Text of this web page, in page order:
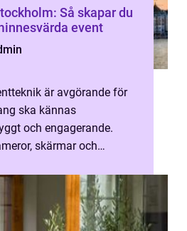
Så skapar du
event
är avgörande för
ska kännas
och engagerande.
skärmar och